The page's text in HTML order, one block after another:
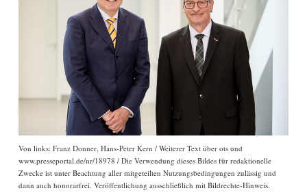
Von links: Franz Donner, Hans-Peter Kern / Weiterer Text über ots und
www.presseportal.de/nr/18978 / Die Verwendung dieses Bildes für redaktionelle
Zwecke ist unter Beachtung aller mitgeteilten Nutzungsbedingungen zulässig und
dann auch honorarfrei. Veröffentlichung ausschließlich mit Bildrechte-Hinweis.